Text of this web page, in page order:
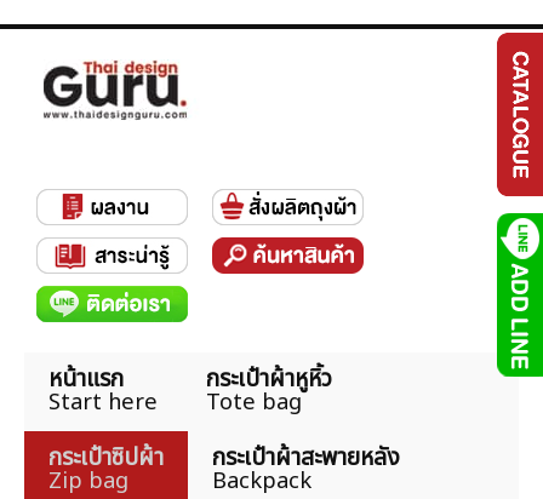
หน้าแรก
Start here
กระเป๋าผ้าหูหิ้ว
Tote bag
กระเป๋าซิปผ้า
Zip bag
กระเป๋าผ้าสะพายหลัง
Backpack